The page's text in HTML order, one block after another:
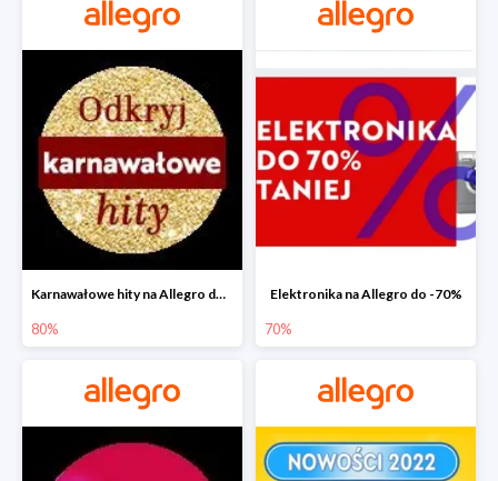
Karnawałowe hity na Allegro do -80%
80%
Elektronika na Allegro do -70%
70%